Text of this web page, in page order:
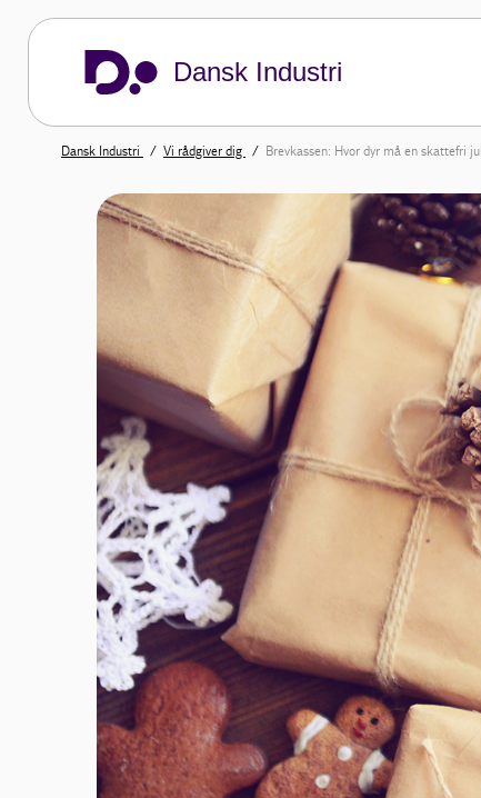
Dansk Industri
Dansk Industri Vi rådgiver dig Brevkassen: Hvor dyr må en skattefri